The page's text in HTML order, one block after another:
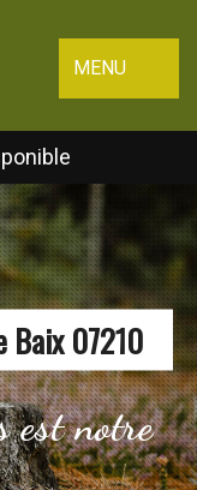
MENU
Baix 07210
est notre